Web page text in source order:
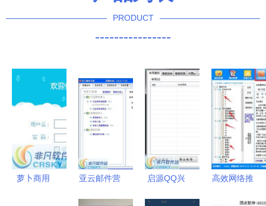
PRODUCT
----------------
萝卜商用
亚云邮件营
启源QQ兴
高效网络推